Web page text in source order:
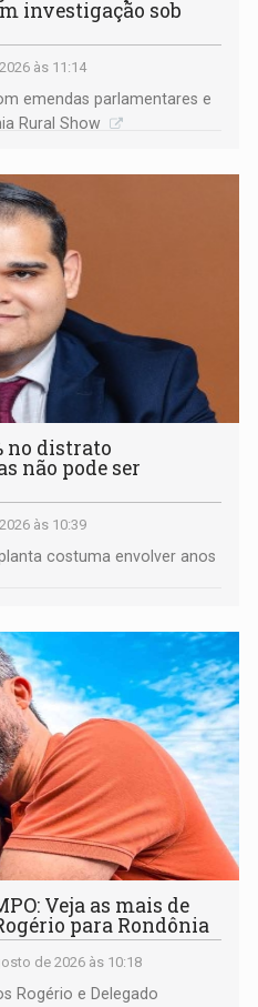
investigação sob
às 11:14
emendas parlamentares e
Rural Show
no distrato
não pode ser
às 10:39
costuma envolver anos
Veja as mais de
para Rondônia
de 2026 às 10:18
Rogério e Delegado